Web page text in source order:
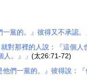
一黨的。』彼得又不承認
對那裡的人說：『這個
。』」(太26:71-72)
們一黨的。』彼得說：『